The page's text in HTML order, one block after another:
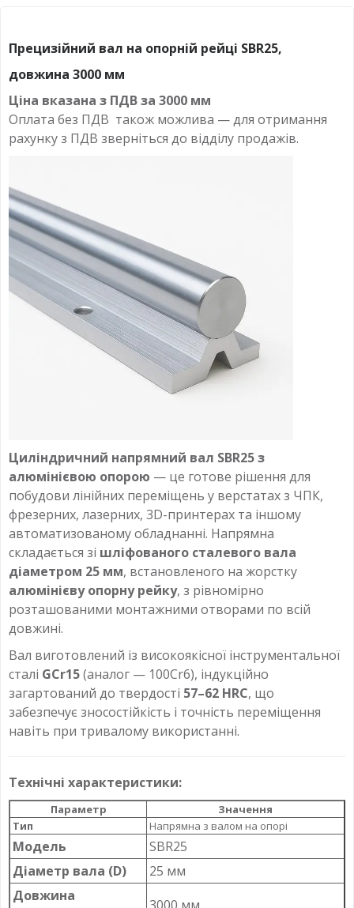
Прецизійний вал на опорній рейці SBR25,
довжина 3000 мм
Ціна вказана з ПДВ за 3000 мм
Оплата без ПДВ також можлива — для отримання
рахунку з ПДВ зверніться до відділу продажів.
Циліндричний напрямний вал SBR25 з
алюмінієвою опорою — це готове рішення для
побудови лінійних переміщень у верстатах з ЧПК,
фрезерних, лазерних, 3D-принтерах та іншому
автоматизованому обладнанні. Напрямна
складається зі шліфованого сталевого вала
діаметром 25 мм, встановленого на жорстку
алюмінієву опорну рейку, з рівномірно
розташованими монтажними отворами по всій
довжині.
Вал виготовлений із високоякісної інструментальної
сталі GCr15(аналог — 100Cr6), індукційно
загартований до твердості 57–62 HRC, що
забезпечує зносостійкість і точність переміщення
навіть при тривалому використанні.
Технічні характеристики:
Параметр
Значення
Тип
Напрямна з валом на опорі
Модель
SBR25
Діаметр вала (D)
25 мм
Довжина